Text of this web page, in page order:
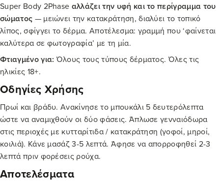
Super Body 2Phase αλλάζει την υφή και το περίγραμμα του
σώματος — μειώνει την κατακράτηση, διαλύει το τοπικό
λίπος, σφίγγει το δέρμα. Αποτέλεσμα: γραμμή που ‘φαίνεται
καλύτερα σε φωτογραφία’ με τη μία.
Φτιαγμένο για: Όλους τους τύπους δέρματος. Όλες τις
ηλικίες 18+.
Οδηγίες Χρήσης
Πρωί και βράδυ. Ανακίνησε το μπουκάλι 5 δευτερόλεπτα
ώστε να αναμιχθούν οι δύο φάσεις. Άπλωσε γενναιόδωρα
στις περιοχές με κυτταρίτιδα / κατακράτηση (γοφοί, μηροί,
κοιλιά). Κάνε μασάζ 3-5 λεπτά. Άφησε να απορροφηθεί 2-3
λεπτά πριν φορέσεις ρούχα.
Αποτελέσματα